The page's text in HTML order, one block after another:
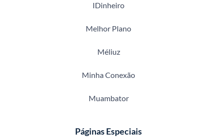
IDinheiro
Melhor Plano
Méliuz
Minha Conexão
Muambator
Páginas Especiais